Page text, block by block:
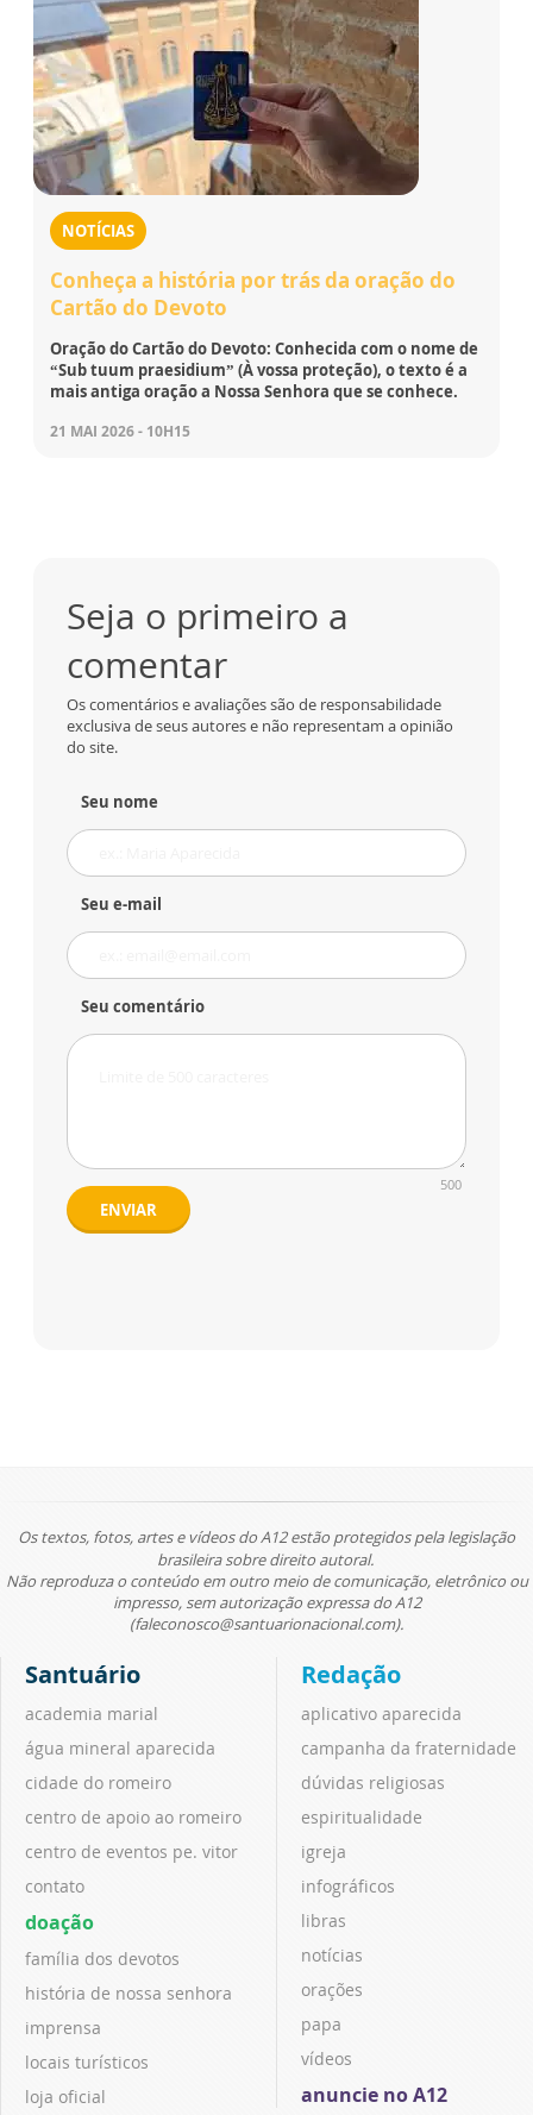
NOTÍCIAS
Conheça a história por trás da oração do
Cartão do Devoto
Oração do Cartão do Devoto: Conhecida com o nome de
“Sub tuum praesidium” (À vossa proteção), o texto é a
mais antiga oração a Nossa Senhora que se conhece.
21 MAI 2026 - 10H15
Seja o primeiro a
comentar
Os comentários e avaliações são de responsabilidade
exclusiva de seus autores e não representam a opinião
do site.
Seu nome
Seu e-mail
Seu comentário
500
ENVIAR
Os textos, fotos, artes e vídeos do A12 estão protegidos pela legislação
brasileira sobre direito autoral.
Não reproduza o conteúdo em outro meio de comunicação, eletrônico ou
impresso, sem autorização expressa do A12
(faleconosco@santuarionacional.com).
Santuário
academia marial
água mineral aparecida
cidade do romeiro
centro de apoio ao romeiro
centro de eventos pe. vitor
contato
doação
família dos devotos
história de nossa senhora
imprensa
locais turísticos
loja oficial
Redação
aplicativo aparecida
campanha da fraternidade
dúvidas religiosas
espiritualidade
igreja
infográficos
libras
notícias
orações
papa
vídeos
anuncie no A12